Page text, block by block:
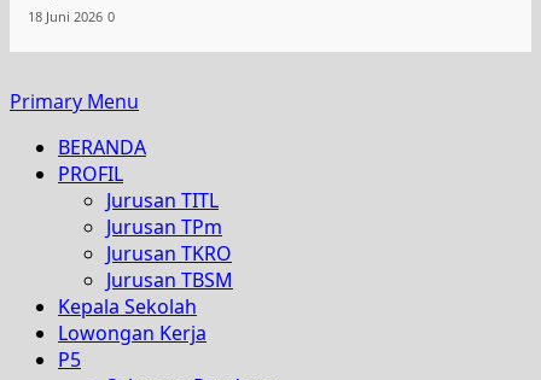
18 Juni 2026 0
Primary Menu
BERANDA
PROFIL
Jurusan TITL
Jurusan TPm
Jurusan TKRO
Jurusan TBSM
Kepala Sekolah
Lowongan Kerja
P5